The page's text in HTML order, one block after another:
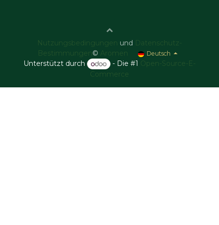
Nutzungsbedingungen und Datenschutz-
Bestimmungen © Aromen Deutsch
Unterstützt durch - Die #1 Open-Source-E-
Commerce